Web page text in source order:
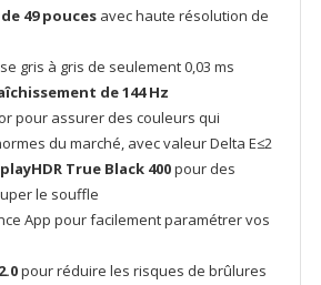
49 poucesavec haute résolution de
gris à gris de seulement 0,03 ms
de 144 Hz
pour assurer des couleurs qui
du marché, avec valeur Delta E≤2
True Black 400pour des
le souffle
App pour facilement paramétrer vos
pour réduire les risques de brûlures